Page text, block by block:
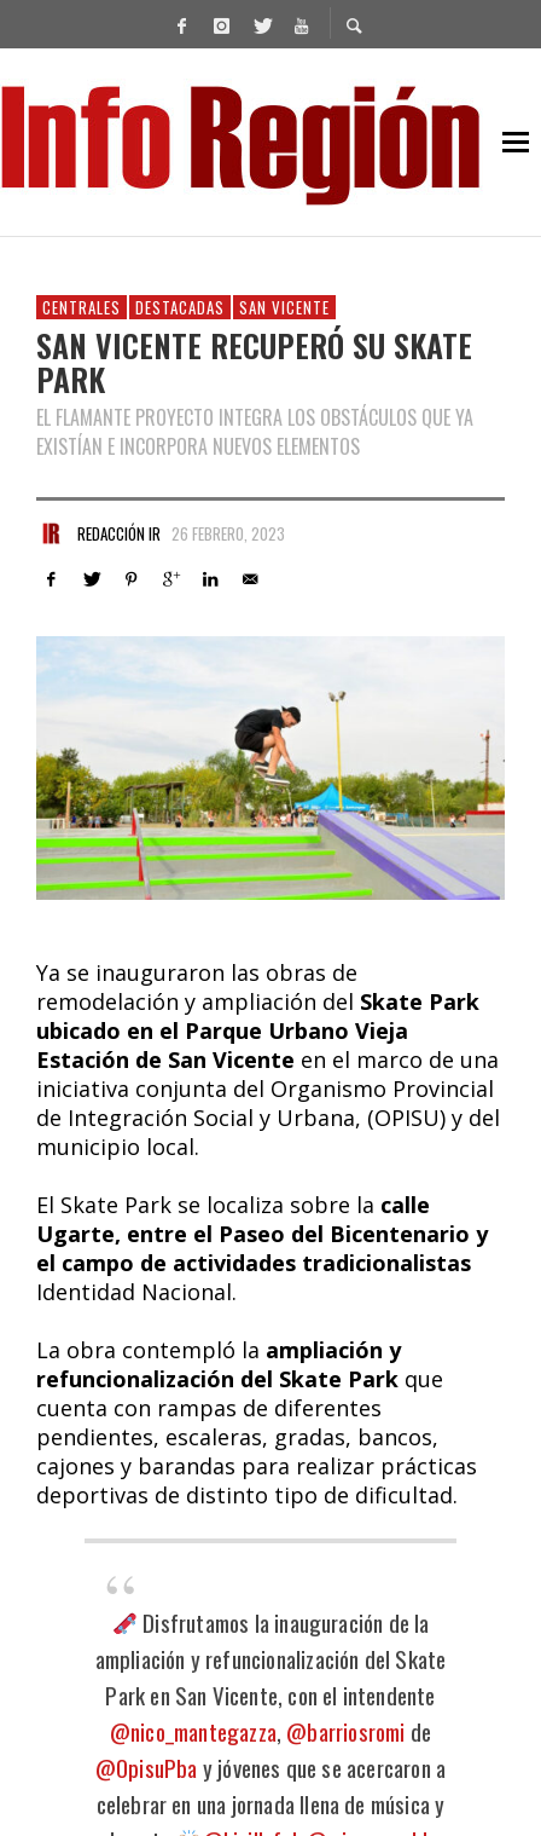
CENTRALES DESTACADAS SAN VICENTE
SAN VICENTE RECUPERÓ SU SKATE
PARK
EL FLAMANTE PROYECTO INTEGRA LOS OBSTÁCULOS QUE YA
EXISTÍAN E INCORPORA NUEVOS ELEMENTOS
REDACCIÓN IR 26 FEBRERO, 2023
Ya se inauguraron las obras de
remodelación y ampliación del Skate Park
ubicado en el Parque Urbano Vieja
Estación de San Vicente en el marco de una
iniciativa conjunta del Organismo Provincial
de Integración Social y Urbana, (OPISU) y del
municipio local.
El Skate Park se localiza sobre la calle
Ugarte, entre el Paseo del Bicentenario y
el campo de actividades tradicionalistas
Identidad Nacional.
La obra contempló la ampliación y
refuncionalización del Skate Park que
cuenta con rampas de diferentes
pendientes, escaleras, gradas, bancos,
cajones y barandas para realizar prácticas
deportivas de distinto tipo de dificultad.
Disfrutamos la inauguración de la
ampliación y refuncionalización del Skate
Park en San Vicente, con el intendente
@nico_mantegazza, @barriosromi de
@OpisuPba y jóvenes que se acercaron a
celebrar en una jornada llena de música y